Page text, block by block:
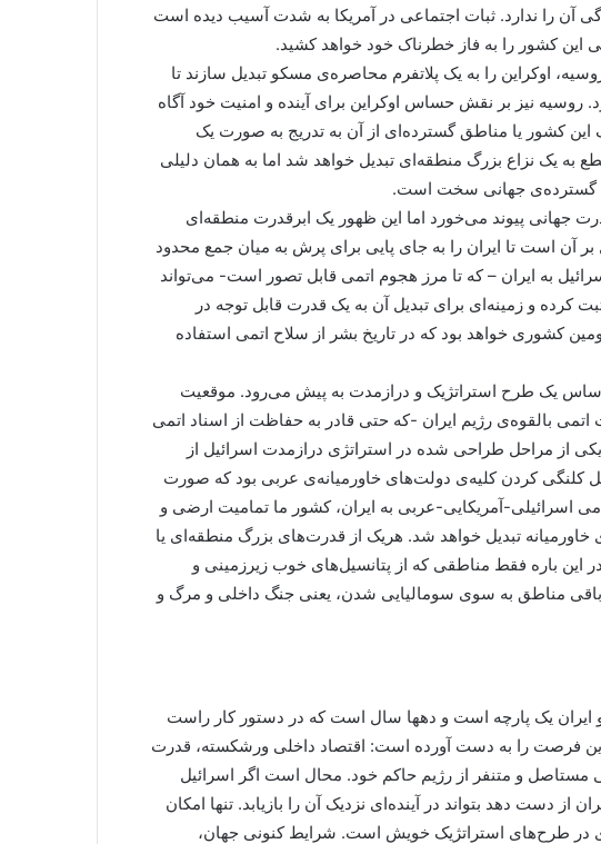
آن را ندارد. ثبات اجتماعی در آمریکا به شدت آسیب دیده است
این کشور را به فاز خطرناک خود خواهد کشید.
اوکراین را به یک پلاتفرم محاصره‌ی مسکو تبدیل سازند تا
روسیه نیز بر نقش حساس اوکراین برای آینده و امنیت خود آگاه
کشور یا مناطق گسترده‌ای از آن به تدریج به صورت یک
به یک نزاع بزرگ منطقه‌ای تبدیل خواهد شد اما به همان دلیلی
گسترده‌ی جهانی سخت است.
جهانی پیوند می‌خورد اما این ظهور یک ابرقدرت منطقه‌ای
آن است تا ایران را به جای پایی برای پرش به میان جمع محدود
به ایران – که تا مرز هجوم اتمی قابل تصور است- می‌تواند
کرده و زمینه‌ای برای تبدیل آن به یک قدرت قابل توجه در
کشوری خواهد بود که در تاریخ بشر از سلاح اتمی استفاده
اساس یک طرح استراتژیک و درازمدت به پیش می‌رود. موقعیت
اتمی بالقوه‌ی رژیم ایران -که حتی قادر به حفاظت از اسناد اتمی
از مراحل طراحی شده در استراتژی درازمدت اسرائیل از
کردن کلیه‌ی دولت‌های خاورمیانه‌ی عربی بود که صورت
اسرائیلی-آمریکایی-عربی به ایران، کشور ما تمامیت ارضی و
تبدیل خواهد شد. هریک از قدرت‌های بزرگ منطقه‌ای یا
این باره فقط مناطقی که از پتانسیل‌های خوب زیرزمینی و
و باقی مناطق به سوی سومالیایی شدن، یعنی جنگ داخلی و مرگ و
یک پارچه است و دهها سال است که در دستور کار راست
فرصت را به دست آورده است: اقتصاد داخلی ورشکسته، قدرت
مستاصل و متنفر از رژیم حاکم خود. محال است اگر اسرائیل
از دست دهد بتواند در آینده‌ای نزدیک آن را بازیابد. تنها امکان
در طرح‌های استراتژیک خویش است. شرایط کنونی جهان،